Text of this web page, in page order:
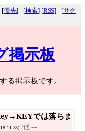
[優先] - [検索] [RSS] - [サク
掲示板
る掲示板です。
では落ちま
11:35) /低 ---